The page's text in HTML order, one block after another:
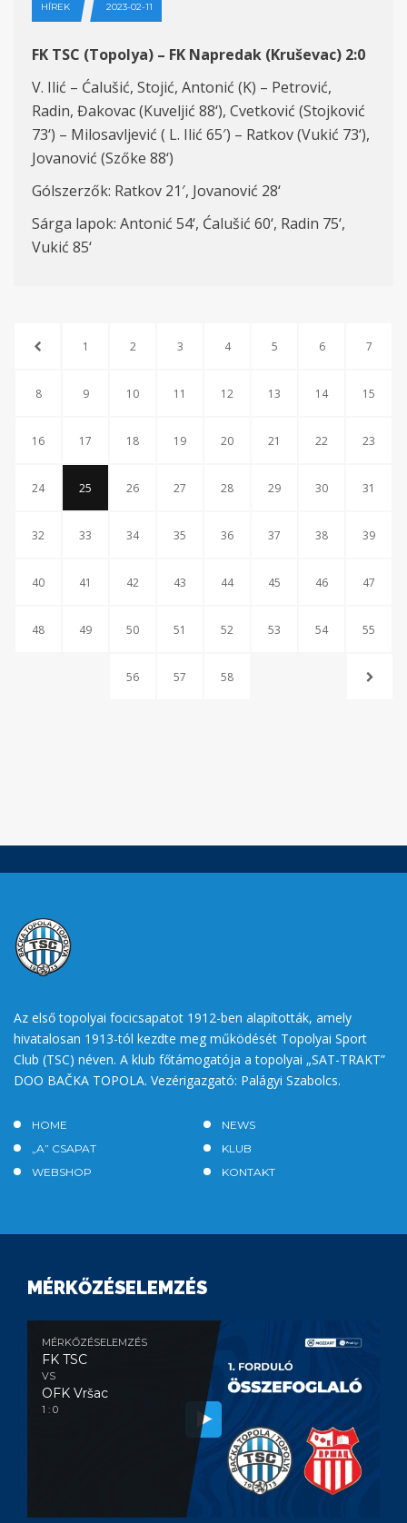
HÍREK 2023-02-11
FK TSC (Topolya) – FK Napredak (Kruševac) 2:0
V. Ilić – Ćalušić, Stojić, Antonić (K) – Petrović,
Radin, Đakovac (Kuveljić 88‘), Cvetković (Stojković
73‘) – Milosavljević ( L. Ilić 65′) – Ratkov (Vukić 73‘),
Jovanović (Szőke 88‘)
Gólszerzők: Ratkov 21′, Jovanović 28‘
Sárga lapok: Antonić 54‘, Ćalušić 60‘, Radin 75‘,
Vukić 85‘
1 2 3 4 5 6 7
8 9 10 11 12 13 14 15
16 17 18 19 20 21 22 23
24 25 26 27 28 29 30 31
32 33 34 35 36 37 38 39
40 41 42 43 44 45 46 47
48 49 50 51 52 53 54 55
56 57 58
Az első topolyai focicsapatot 1912-ben alapították, amely
hivatalosan 1913-tól kezdte meg működését Topolyai Sport
Club (TSC) néven. A klub főtámogatója a topolyai „SAT-TRAKT”
DOO BAČKA TOPOLA. Vezérigazgató: Palágyi Szabolcs.
HOME
NEWS
„A” CSAPAT
KLUB
WEBSHOP
KONTAKT
MÉRKŐZÉSELEMZÉS
MÉRKŐZÉSELEMZÉS
FK TSC
VS
OFK Vršac
1 : 0